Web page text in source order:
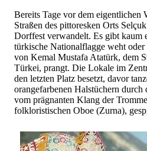
Bereits Tage vor dem eigentlichen
Straßen des pittoresken Orts
Dorffest verwandelt. Es gibt kaum
türkische Nationalflagge weht
von Kemal Mustafa Atatürk, dem
Türkei, prangt. Die Lokale im
den letzten Platz besetzt, davor
orangefarbenen Halstüchern
vom prägnanten Klang der
folkloristischen Oboe (Zurna),